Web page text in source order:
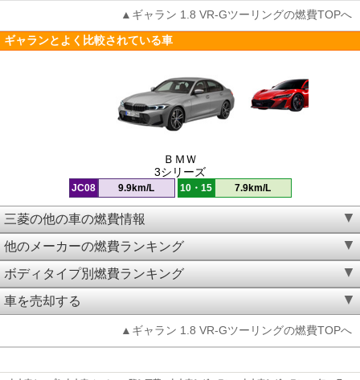
▲ギャラン 1.8 VR-Gツーリングの燃費TOPへ
ギャランとよく比較されている車
ＢＭＷ
3シリーズ
JC08 9.9km/L 10・15 7.9km/L
三菱の他の車の燃費情報
他のメーカーの燃費ランキング
ボディタイプ別燃費ランキング
車を売却する
▲ギャラン 1.8 VR-Gツーリングの燃費TOPへ